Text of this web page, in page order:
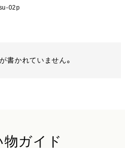
02p
書かれていません。
物ガイド